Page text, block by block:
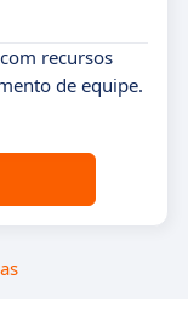
recursos
de equipe.